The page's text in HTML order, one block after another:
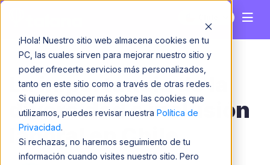
¡Hola! Nuestro sitio web almacena cookies en tu
PC, las cuales sirven para mejorar nuestro sitio y
poder ofrecerte servicios más personalizados,
tanto en este sitio como a través de otras redes.
Si quieres conocer más sobre las cookies que
utilizamos, puedes revisar nuestra Política de
Privacidad.
Si rechazas, no haremos seguimiento de tu
información cuando visites nuestro sitio. Pero
La importancia de la
diversidad e inclusión
laboral en Chile